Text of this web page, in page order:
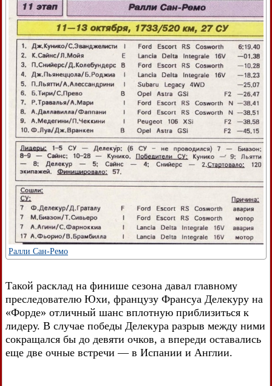
Ралли Сан-Ремо
Такой расклад на финише сезона давал главному
преследователю Юхи, французу Франсуа Делекуру на
«Форде» отличный шанс вплотную приблизиться к
лидеру. В случае победы Делекура разрыв между ними
сокращался бы до девяти очков, а впереди оставались
еще две очные встречи — в Испании и Англии.